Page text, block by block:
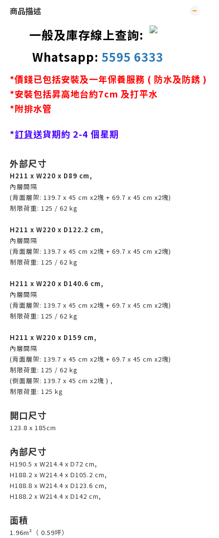
商品描述
一般及庫存線上查詢:
Whatsapp: 5595 6333
*價錢已包括安裝及一年保養服務 ( 防水及防銹 )
*安裝包括昇高地台約7cm 及打平水
*附排水管
*訂貨送貨期約 2-4 個星期
外部尺寸
H211 x W220 x D89 cm,
內層間隔
(背面層架: 139.7 x 45 cm x2塊 + 69.7 x 45 cm x2塊)
制限荷重: 125 / 62 kg
H211 x W220 x D122.2 cm,
內層間隔
(背面層架: 139.7 x 45 cm x2塊 + 69.7 x 45 cm x2塊)
制限荷重: 125 / 62 kg
H211 x W220 x D140.6 cm,
內層間隔
(背面層架: 139.7 x 45 cm x2塊 + 69.7 x 45 cm x2塊)
制限荷重: 125 / 62 kg
H211 x W220 x D159 cm,
內層間隔
(背面層架: 139.7 x 45 cm x2塊 + 69.7 x 45 cm x2塊)
制限荷重: 125 / 62 kg
(側面層架: 139.7 x 45 cm x2塊 ) ,
制限荷重: 125 kg
開口尺寸
123.8 x 185cm
內部尺寸
H190.5 x W214.4 x D72 cm,
H188.2 x W214.4 x D105.2 cm,
H188.8 x W214.4 x D123.6 cm,
H188.2 x W214.4 x D142 cm,
面積
1.96m²（ 0.59坪）